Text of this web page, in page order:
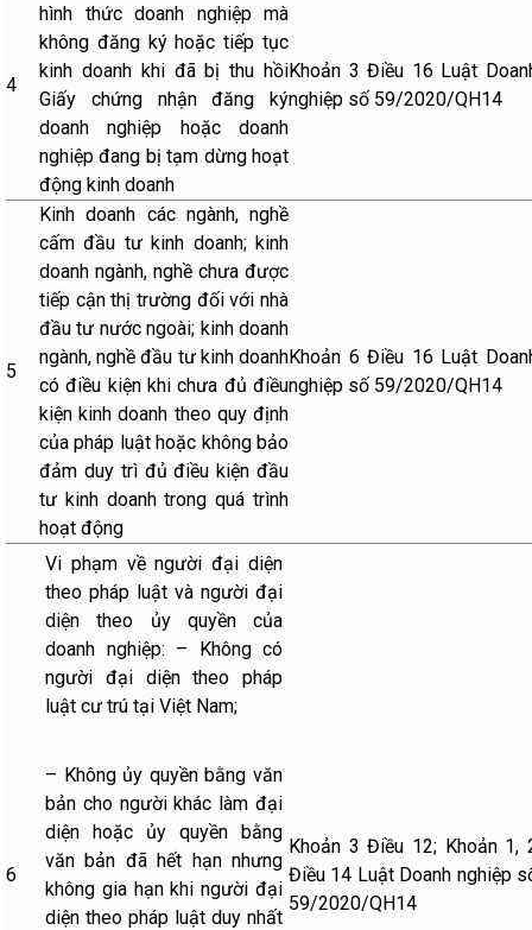
4
hình thức doanh nghiệp mà
không đăng ký hoặc tiếp tục
kinh doanh khi đã bị thu hồi
Giấy chứng nhận đăng ký
doanh nghiệp hoặc doanh
nghiệp đang bị tạm dừng hoạt
động kinh doanh
Khoản 3 Điều 16 Luật
nghiệp số 59/2020/QH14
5
Kinh doanh các ngành, nghề
cấm đầu tư kinh doanh; kinh
doanh ngành, nghề chưa được
tiếp cận thị trường đối với nhà
đầu tư nước ngoài; kinh doanh
ngành, nghề đầu tư kinh doanh
có điều kiện khi chưa đủ điều
kiện kinh doanh theo quy định
của pháp luật hoặc không bảo
đảm duy trì đủ điều kiện đầu
tư kinh doanh trong quá trình
hoạt động
Khoản 6 Điều 16 Luật
nghiệp số 59/2020/QH14
6
Vi phạm về người đại diện
theo pháp luật và người đại
diện theo ủy quyền của
doanh nghiệp: – Không có
người đại diện theo pháp
luật cư trú tại Việt Nam;
– Không ủy quyền bằng văn
bản cho người khác làm đại
diện hoặc ủy quyền bằng
văn bản đã hết hạn nhưng
không gia hạn khi người đại
diện theo pháp luật duy nhất
Khoản 3 Điều 12; Khoản 1,
Điều 14 Luật Doanh nghiệp
59/2020/QH14